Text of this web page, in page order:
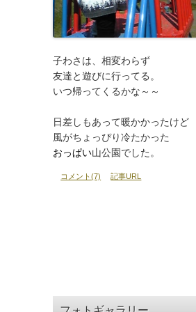
子わさは、相変わらず
友達と遊びに行ってる。
いつ帰ってくるかな～～
日差しもあって暖かかったけど
おっぱい山公園でした。
コメント(7) 記事URL